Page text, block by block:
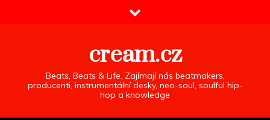
cream.cz
Beats, Beats & Life. Zajímají nás beatmakers,
producenti, instrumentální desky, neo-soul, soulful hip-
hop a knowledge